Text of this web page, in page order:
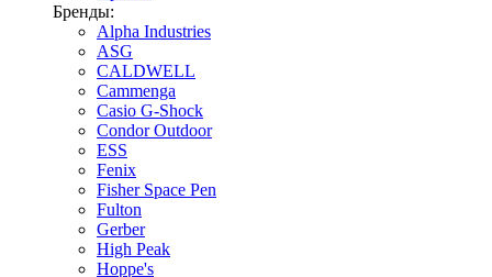
Бренды:
Alpha Industries
ASG
CALDWELL
Cammenga
Casio G-Shock
Condor Outdoor
ESS
Fenix
Fisher Space Pen
Fulton
Gerber
High Peak
Hoppe's